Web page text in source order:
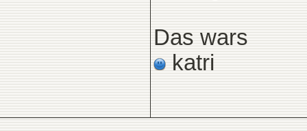
Das wars
katri